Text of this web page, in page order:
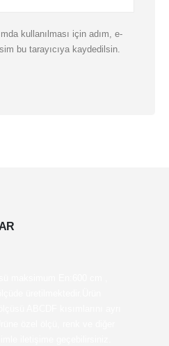
kullanılması için adım, e-
bu tarayıcıya kaydedilsin.